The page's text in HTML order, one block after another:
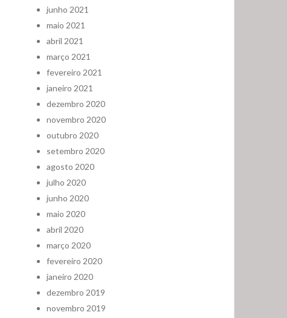
junho 2021
maio 2021
abril 2021
março 2021
fevereiro 2021
janeiro 2021
dezembro 2020
novembro 2020
outubro 2020
setembro 2020
agosto 2020
julho 2020
junho 2020
maio 2020
abril 2020
março 2020
fevereiro 2020
janeiro 2020
dezembro 2019
novembro 2019